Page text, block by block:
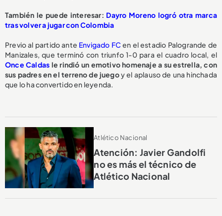
También le puede interesar: Dayro Moreno logró otra marca
tras volver a jugar con Colombia
Previo al partido ante Envigado FC en el estadio Palogrande de
Manizales, que terminó con triunfo 1-0 para el cuadro local, el
Once Caldas le rindió un emotivo homenaje a su estrella, con
sus padres en el terreno de juegoy el aplauso de una hinchada
que lo ha convertido en leyenda.
Atlético Nacional
Atención: Javier Gandolfi
no es más el técnico de
Atlético Nacional